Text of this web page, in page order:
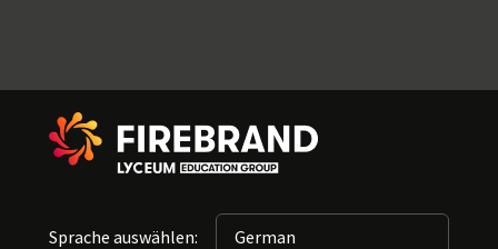
Sprache auswählen: